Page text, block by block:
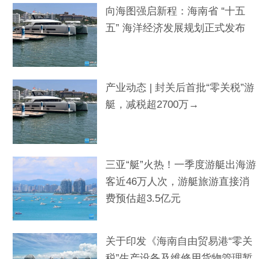
向海图强启新程：海南省 “十五
五” 海洋经济发展规划正式发布
产业动态 | 封关后首批“零关税”游
艇，减税超2700万→
三亚“艇”火热！一季度游艇出海游
客近46万人次，游艇旅游直接消
费预估超3.5亿元
关于印发《海南自由贸易港“零关